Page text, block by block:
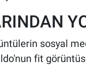
sosyal
fit